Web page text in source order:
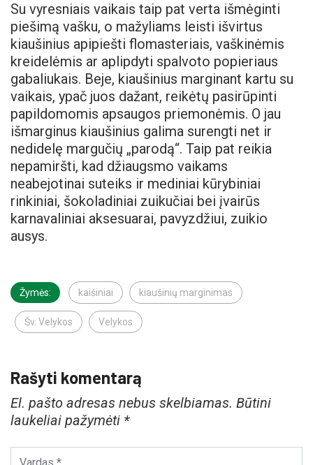
Su vyresniais vaikais taip pat verta išmėginti
piešimą vašku, o mažyliams leisti išvirtus
kiaušinius apipiešti flomasteriais, vaškinėmis
kreidelėmis ar aplipdyti spalvoto popieriaus
gabaliukais. Beje, kiaušinius marginant kartu su
vaikais, ypač juos dažant, reikėtų pasirūpinti
papildomomis apsaugos priemonėmis. O jau
išmarginus kiaušinius galima surengti net ir
nedidelę margučių „parodą“. Taip pat reikia
nepamiršti, kad džiaugsmo vaikams
neabejotinai suteiks ir mediniai kūrybiniai
rinkiniai, šokoladiniai zuikučiai bei įvairūs
karnavaliniai aksesuarai, pavyzdžiui, zuikio
ausys.
Žymės: kaišiniai kiaušinių marginimas
Šv. Velykos Velykos
Rašyti komentarą
El. pašto adresas nebus skelbiamas. Būtini
laukeliai pažymėti *